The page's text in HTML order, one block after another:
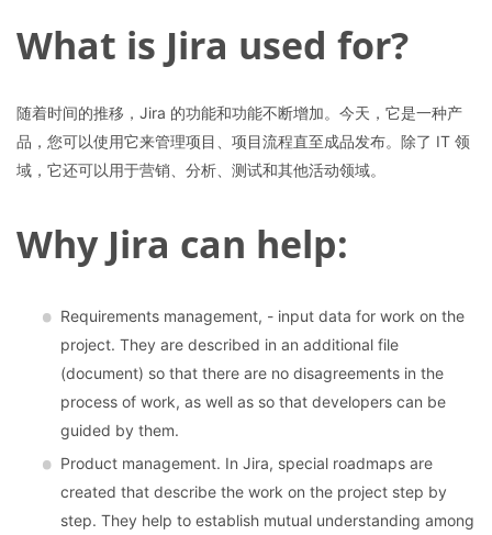
What is Jira used for?
随着时间的推移，Jira 的功能和功能不断增加。今天，它是一种产
品，您可以使用它来管理项目、项目流程直至成品发布。除了 IT 领
域，它还可以用于营销、分析、测试和其他活动领域。
Why Jira can help:
Requirements management, - input data for work on the
project. They are described in an additional file
(document) so that there are no disagreements in the
process of work, as well as so that developers can be
guided by them.
Product management. In Jira, special roadmaps are
created that describe the work on the project step by
step. They help to establish mutual understanding among